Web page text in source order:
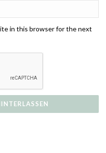
in this browser for the next